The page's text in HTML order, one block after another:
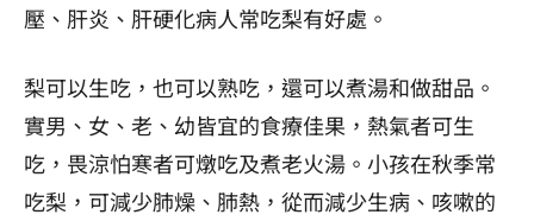
壓、肝炎、肝硬化病人常吃梨有好處。
梨可以生吃，也可以熟吃，還可以煮湯和做甜品。
實男、女、老、幼皆宜的食療佳果，熱氣者可生
吃，畏涼怕寒者可燉吃及煮老火湯。小孩在秋季常
吃梨，可減少肺燥、肺熱，從而減少生病、咳嗽的